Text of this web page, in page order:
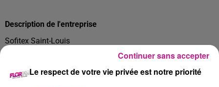
Description de l'entreprise
Sofitex Saint-Louis
Sofitex exerce ses activités depuis plus de 25 ans et se
Le respect de votre vie privée est notre priorité
Continuer sans accepter